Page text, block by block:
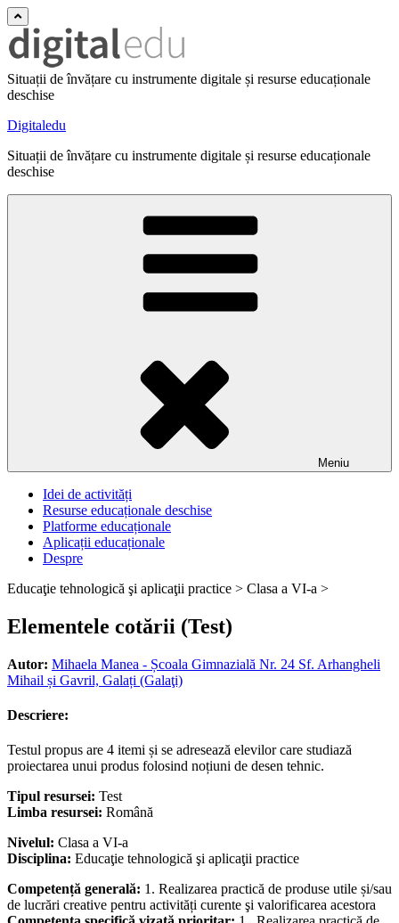
Situații de învățare cu instrumente digitale și resurse educaționale
deschise
Digitaledu
Situații de învățare cu instrumente digitale și resurse educaționale
deschise
Meniu
Idei de activități
Resurse educaționale deschise
Platforme educaționale
Aplicații educaționale
Despre
Educaţie tehnologică şi aplicaţii practice > Clasa a VI-a >
Elementele cotării (Test)
Autor: Mihaela Manea - Școala Gimnazială Nr. 24 Sf. Arhangheli
Mihail și Gavril, Galați (Galaţi)
Descriere:
Testul propus are 4 itemi și se adresează elevilor care studiază
proiectarea unui produs folosind noțiuni de desen tehnic.
Tipul resursei: Test
Limba resursei: Română
Nivelul: Clasa a VI-a
Disciplina: Educaţie tehnologică şi aplicaţii practice
Competență generală: 1. Realizarea practică de produse utile și/sau
de lucrări creative pentru activități curente şi valorificarea acestora